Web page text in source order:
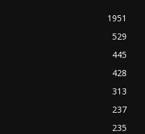
1951
529
445
428
313
237
235